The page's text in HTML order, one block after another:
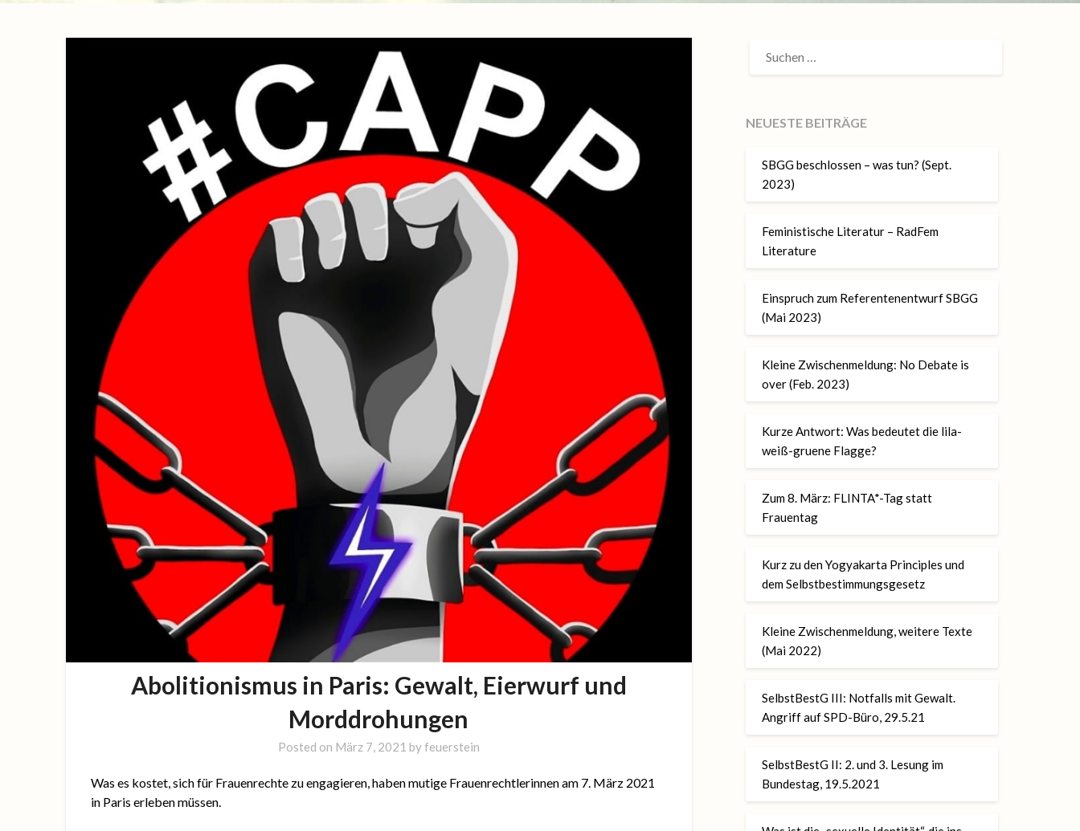
Abolitionismus in Paris: Gewalt, Eierwurf und
Morddrohungen
Posted on März 7, 2021 byfeuerstein
Was es kostet, sich für Frauenrechte zu engagieren, haben mutige Frauenrechtlerinnen am 7. März 2021
in Paris erleben müssen.
NACH:
NEUESTE BEITRÄGE
SBGG beschlossen – was tun? (Sept.
2023)
Feministische Literatur – RadFem
Literature
Einspruch zum Referentenentwurf SBGG
(Mai 2023)
Kleine Zwischenmeldung: No Debate is
over (Feb. 2023)
Kurze Antwort: Was bedeutet die lila-
weiß-gruene Flagge?
Zum 8. März: FLINTA*-Tag statt
Frauentag
Kurz zu den Yogyakarta Principles und
dem Selbstbestimmungsgesetz
Kleine Zwischenmeldung, weitere Texte
(Mai 2022)
SelbstBestG III: Notfalls mit Gewalt.
Angriff auf SPD-Büro, 29.5.21
SelbstBestG II: 2. und 3. Lesung im
Bundestag, 19.5.2021